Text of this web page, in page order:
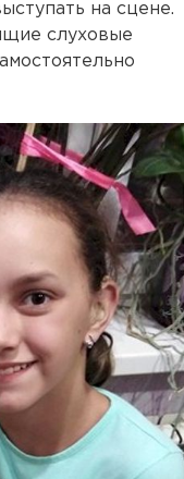
на сцене.
слуховые